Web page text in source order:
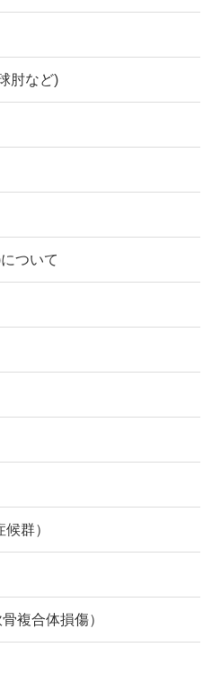
肘など)
ついて
群）
複合体損傷）